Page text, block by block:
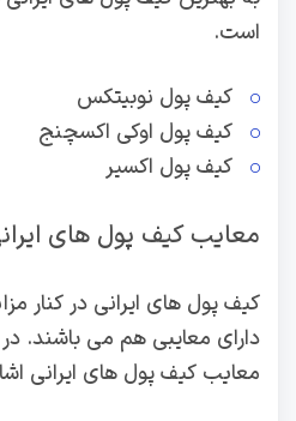
است.
کیف پول نوبیتکس
کیف پول اوکی اکسچنج
کیف پول اکسیر
معایب کیف پول های
کیف پول های ایرانی در کنار
دارای معایبی هم می باشند.
معایب کیف پول های ایرانی